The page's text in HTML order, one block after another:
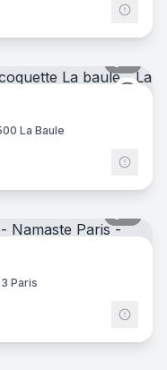
La Baule
Paris
5